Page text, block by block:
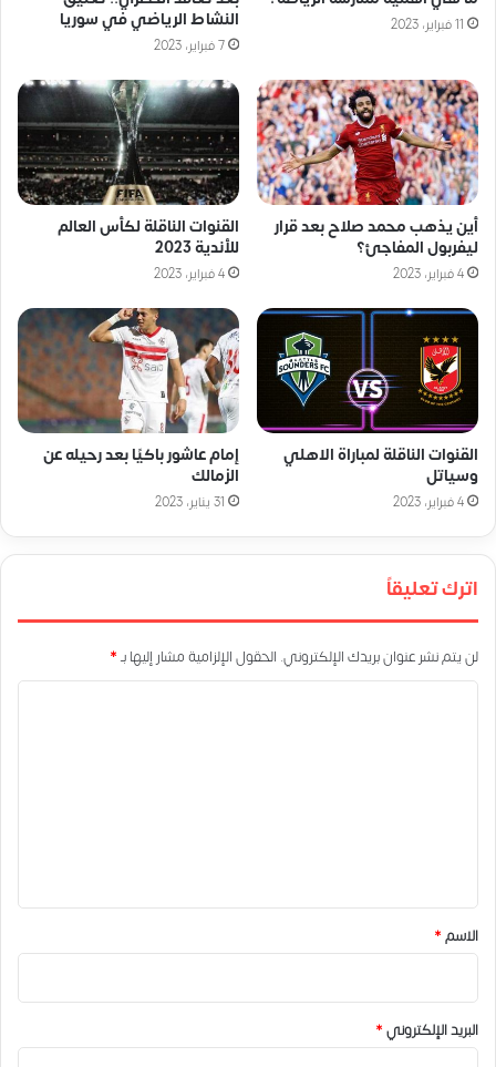
11 فبراير، 2023
النشاط الرياضي في سوريا
7 فبراير، 2023
أين يذهب محمد صلاح بعد قرار
ليفربول المفاجئ؟
4 فبراير، 2023
القنوات الناقلة لكأس العالم
للأندية 2023
4 فبراير، 2023
القنوات الناقلة لمباراة الاهلي
وسياتل
4 فبراير، 2023
إمام عاشور باكيًا بعد رحيله عن
الزمالك
31 يناير، 2023
اترك تعليقاً
لن يتم نشر عنوان بريدك الإلكتروني. الحقول الإلزامية مشار إليها بـ*
*
الاسم*
البريد الإلكتروني*